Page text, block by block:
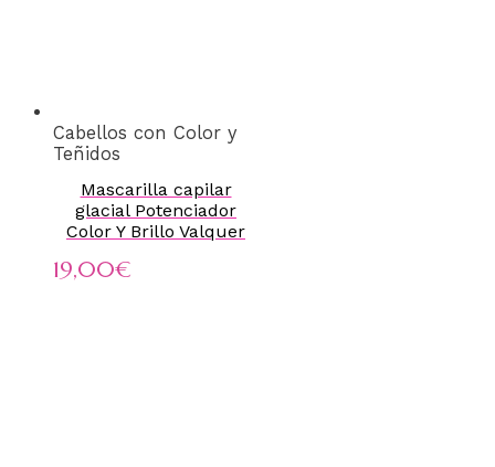
Cabellos con Color y
Teñidos
Mascarilla capilar
glacial Potenciador
Color Y Brillo Valquer
19,00€